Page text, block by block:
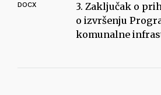
DOCX
3. Zaključak o
o izvršenju
komunalne